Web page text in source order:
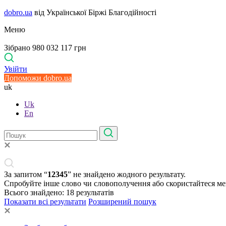
dobro.ua від Української Біржі Благодійності
Меню
Зібрано 980 032 117 грн
Увійти
Допоможи dobro.ua
uk
Uk
En
За запитом “12345” не знайдено жодного результату.
Спробуйте інше слово чи словополучення або скористайтеся
Всього знайдено: 18 результатів
Показати всі результати Розширений пошук